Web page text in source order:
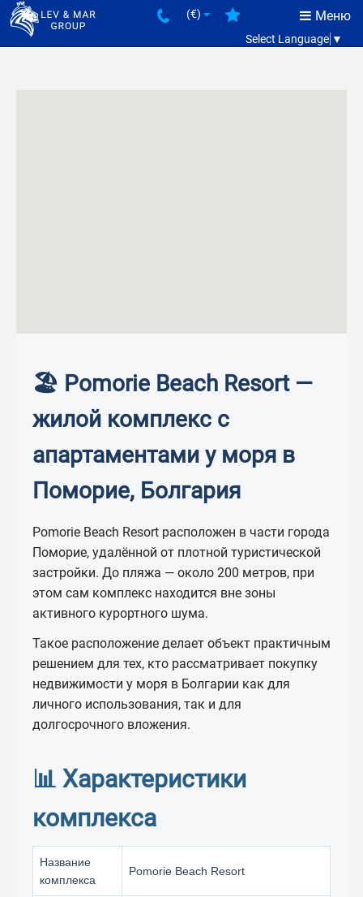
Меню
(€)
Select Language ▼
🏖 Pomorie Beach Resort —
жилой комплекс с
апартаментами у моря в
Поморие, Болгария
Pomorie Beach Resort расположен в части города
Поморие, удалённой от плотной туристической
застройки. До пляжа — около 200 метров, при
этом сам комплекс находится вне зоны
активного курортного шума.
Такое расположение делает объект практичным
решением для тех, кто рассматривает покупку
недвижимости у моря в Болгарии как для
личного использования, так и для
долгосрочного вложения.
📊 Характеристики
комплекса
Название
комплекса
Pomorie Beach Resort